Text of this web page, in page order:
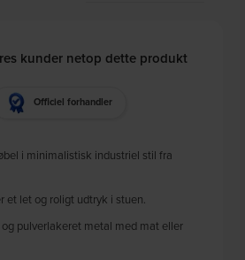
kunder netop dette produkt
Officiel forhandler
i minimalistisk industriel stil fra
et let og roligt udtryk i stuen.
pulverlakeret metal med mat eller